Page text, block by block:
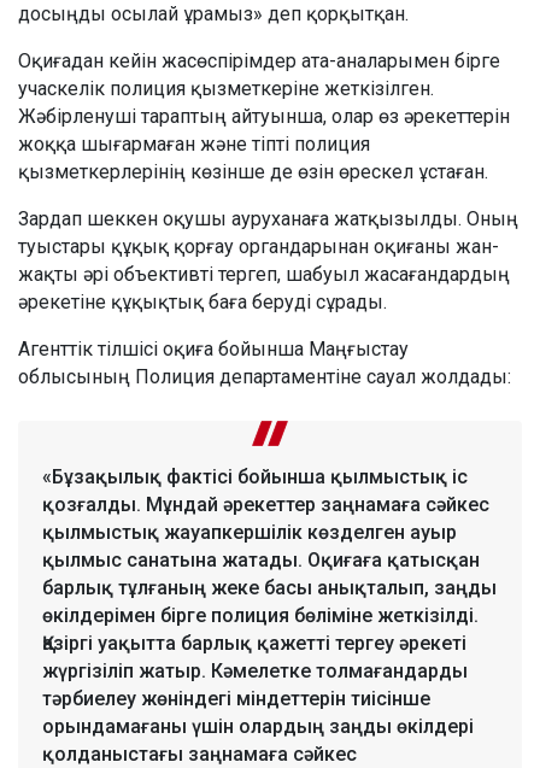
досыңды осылай ұрамыз» деп қорқытқан.
Оқиғадан кейін жасөспірімдер ата-аналарымен бірге
учаскелік полиция қызметкеріне жеткізілген.
Жәбірленуші тараптың айтуынша, олар өз әрекеттерін
жоққа шығармаған және тіпті полиция
қызметкерлерінің көзінше де өзін өрескел ұстаған.
Зардап шеккен оқушы ауруханаға жатқызылды. Оның
туыстары құқық қорғау органдарынан оқиғаны жан-
жақты әрі объективті тергеп, шабуыл жасағандардың
әрекетіне құқықтық баға беруді сұрады.
Агенттік тілшісі оқиға бойынша Маңғыстау
облысының Полиция департаментіне сауал жолдады:
«Бұзақылық фактісі бойынша қылмыстық іс
қозғалды. Мұндай әрекеттер заңнамаға сәйкес
қылмыстық жауапкершілік көзделген ауыр
қылмыс санатына жатады. Оқиғаға қатысқан
барлық тұлғаның жеке басы анықталып, заңды
өкілдерімен бірге полиция бөліміне жеткізілді.
Қазіргі уақытта барлық қажетті тергеу әрекеті
жүргізіліп жатыр. Кәмелетке толмағандарды
тәрбиелеу жөніндегі міндеттерін тиісінше
орындамағаны үшін олардың заңды өкілдері
қолданыстағы заңнамаға сәйкес